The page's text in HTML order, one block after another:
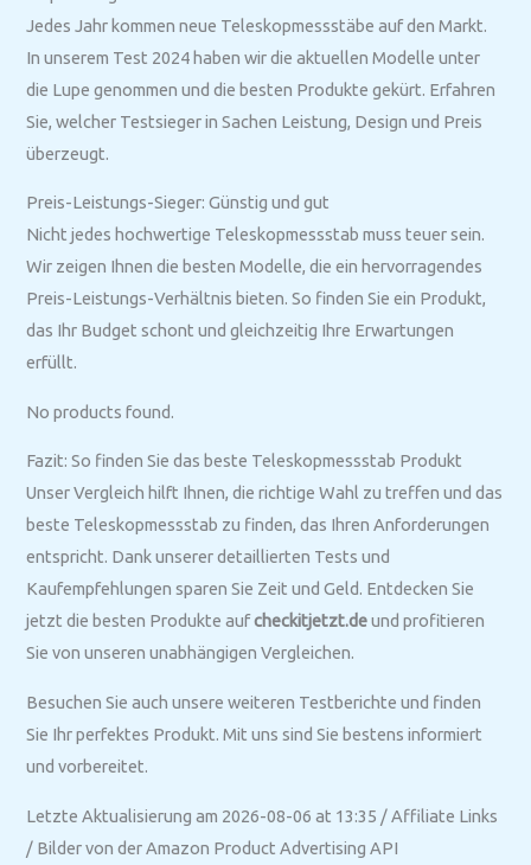
Jedes Jahr kommen neue Teleskopmessstäbe auf den Markt.
In unserem Test 2024 haben wir die aktuellen Modelle unter
die Lupe genommen und die besten Produkte gekürt. Erfahren
Sie, welcher Testsieger in Sachen Leistung, Design und Preis
überzeugt.
Preis-Leistungs-Sieger: Günstig und gut
Nicht jedes hochwertige Teleskopmessstab muss teuer sein.
Wir zeigen Ihnen die besten Modelle, die ein hervorragendes
Preis-Leistungs-Verhältnis bieten. So finden Sie ein Produkt,
das Ihr Budget schont und gleichzeitig Ihre Erwartungen
erfüllt.
No products found.
Fazit: So finden Sie das beste Teleskopmessstab Produkt
Unser Vergleich hilft Ihnen, die richtige Wahl zu treffen und das
beste Teleskopmessstab zu finden, das Ihren Anforderungen
entspricht. Dank unserer detaillierten Tests und
Kaufempfehlungen sparen Sie Zeit und Geld. Entdecken Sie
jetzt die besten Produkte aufcheckitjetzt.deund profitieren
Sie von unseren unabhängigen Vergleichen.
Besuchen Sie auch unsere weiteren Testberichte und finden
Sie Ihr perfektes Produkt. Mit uns sind Sie bestens informiert
und vorbereitet.
Letzte Aktualisierung am 2026-08-06 at 13:35 / Affiliate Links
/ Bilder von der Amazon Product Advertising API